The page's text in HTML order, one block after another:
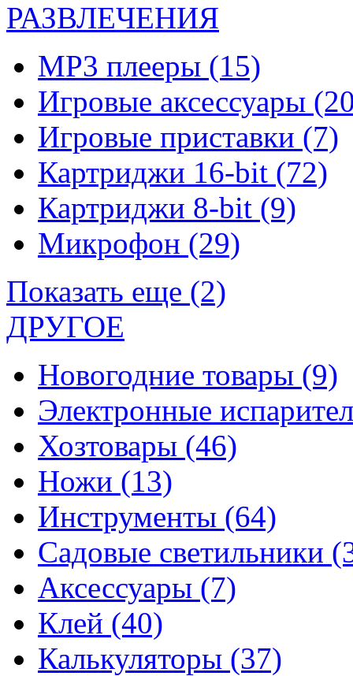
РАЗВЛЕЧЕНИЯ
MP3 плееры (15)
Игровые аксессуары
Игровые приставки (7)
Картриджи 16-bit (72)
Картриджи 8-bit (9)
Микрофон (29)
Показать еще (2)
ДРУГОЕ
Новогодние товары (9)
Электронные
Хозтовары (46)
Ножи (13)
Инструменты (64)
Садовые светильники
Аксессуары (7)
Клей (40)
Калькуляторы (37)